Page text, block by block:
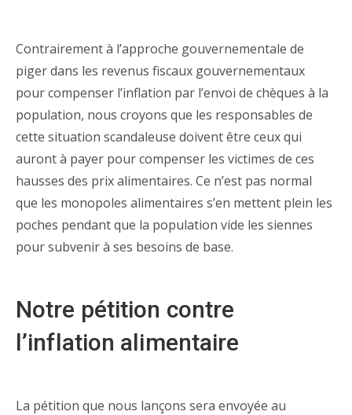
Contrairement à l’approche gouvernementale de
piger dans les revenus fiscaux gouvernementaux
pour compenser l’inflation par l’envoi de chèques à la
population, nous croyons que les responsables de
cette situation scandaleuse doivent être ceux qui
auront à payer pour compenser les victimes de ces
hausses des prix alimentaires. Ce n’est pas normal
que les monopoles alimentaires s’en mettent plein les
poches pendant que la population vide les siennes
pour subvenir à ses besoins de base.
Notre pétition contre
l’inflation alimentaire
La pétition que nous lançons sera envoyée au